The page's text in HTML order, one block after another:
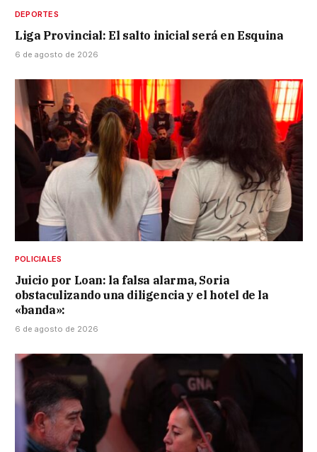
DEPORTES
Liga Provincial: El salto inicial será en Esquina
6 de agosto de 2026
POLICIALES
Juicio por Loan: la falsa alarma, Soria
obstaculizando una diligencia y el hotel de la
«banda»:
6 de agosto de 2026